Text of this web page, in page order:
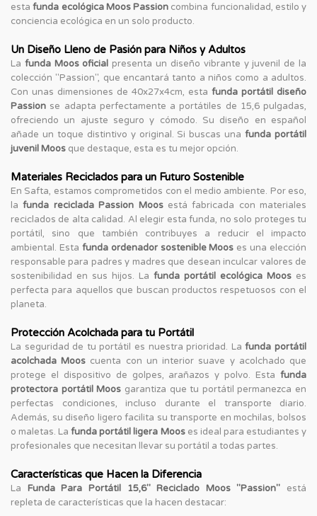
estafunda ecológica Moos Passion combina funcionalidad, estilo y
conciencia ecológica en un solo producto.
Un Diseño Lleno de Pasión para Niños y Adultos
La funda Moos oficial presenta un diseño vibrante y juvenil de la
colección "Passion", que encantará tanto a niños como a adultos.
Con unas dimensiones de 40x27x4cm, esta funda portátil diseño
Passion se adapta perfectamente a portátiles de 15,6 pulgadas,
ofreciendo un ajuste seguro y cómodo. Su diseño en español
añade un toque distintivo y original. Si buscas unafunda portátil
juvenil Moos que destaque, esta es tu mejor opción.
Materiales Reciclados para un Futuro Sostenible
En Safta, estamos comprometidos con el medio ambiente. Por eso,
lafunda reciclada Passion Moosestá fabricada con materiales
reciclados de alta calidad. Al elegir esta funda, no solo proteges tu
portátil, sino que también contribuyes a reducir el impacto
ambiental. Esta funda ordenador sostenible Moos es una elección
responsable para padres y madres que desean inculcar valores de
sostenibilidad en sus hijos. La funda portátil ecológica Moos es
perfecta para aquellos que buscan productos respetuosos con el
planeta.
Protección Acolchada para tu Portátil
La seguridad de tu portátil es nuestra prioridad. Lafunda portátil
acolchada Moos cuenta con un interior suave y acolchado que
protege el dispositivo de golpes, arañazos y polvo. Esta funda
protectora portátil Moos garantiza que tu portátil permanezca en
perfectas condiciones, incluso durante el transporte diario.
Además, su diseño ligero facilita su transporte en mochilas, bolsos
o maletas. Lafunda portátil ligera Mooses ideal para estudiantes y
profesionales que necesitan llevar su portátil a todas partes.
Características que Hacen la Diferencia
La Funda Para Portátil 15,6'' Reciclado Moos "Passion" está
repleta de características que la hacen destacar: